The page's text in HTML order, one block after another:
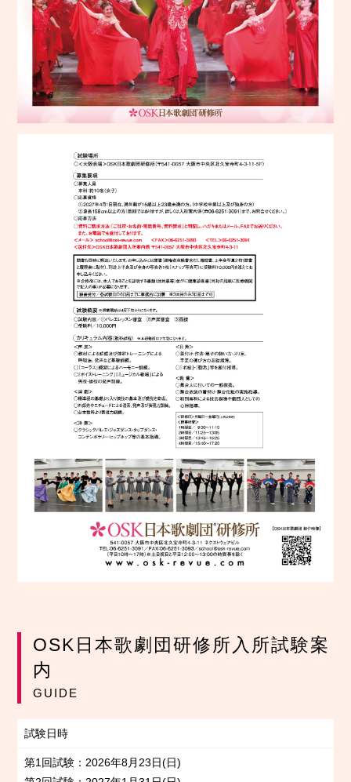
OSK日本歌劇団研修所入所試験案
内
GUIDE
試験日時
第1回試験：2026年8月23日(日)